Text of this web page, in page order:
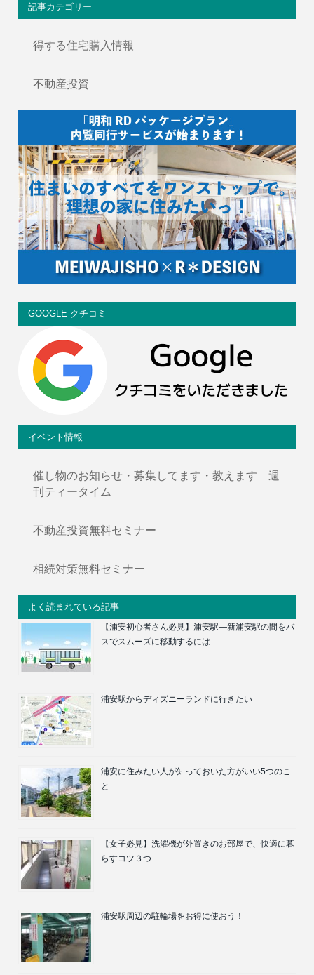
記事カテゴリー
得する住宅購入情報
不動産投資
GOOGLE クチコミ
イベント情報
催し物のお知らせ・募集してます・教えます 週
刊ティータイム
不動産投資無料セミナー
相続対策無料セミナー
よく読まれている記事
【浦安初心者さん必見】浦安駅―新浦安駅の間をバ
スでスムーズに移動するには
浦安駅からディズニーランドに行きたい
浦安に住みたい人が知っておいた方がいい5つのこ
と
【女子必見】洗濯機が外置きのお部屋で、快適に暮
らすコツ３つ
浦安駅周辺の駐輪場をお得に使おう！